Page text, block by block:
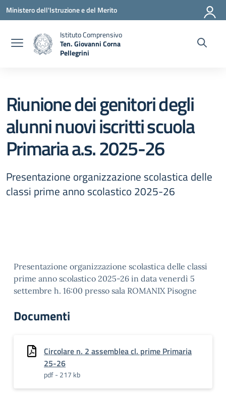
Vai ai contenuti
Vai al menu di navigazione
Vai al footer
Ministero dell'Istruzione e del Merito
Istituto Comprensivo
Ten. Giovanni Corna
Pellegrini
Riunione dei genitori degli
alunni nuovi iscritti scuola
Primaria a.s. 2025-26
Presentazione organizzazione scolastica delle
classi prime anno scolastico 2025-26
Presentazione organizzazione scolastica delle classi
prime anno scolastico 2025-26 in data venerdì 5
settembre h. 16:00 presso sala ROMANIX Pisogne
Documenti
Circolare n. 2 assemblea cl. prime Primaria
25-26
pdf - 217 kb